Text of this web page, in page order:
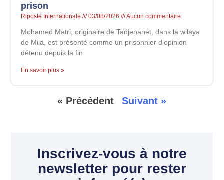
prison
Riposte Internationale 03/08/2026 Aucun commentaire
Mohamed Matri, originaire de Tadjenanet, dans la wilaya
de Mila, est présenté comme un prisonnier d’opinion
détenu depuis la fin
En savoir plus »
« Précédent Suivant »
Inscrivez-vous à notre
newsletter pour rester